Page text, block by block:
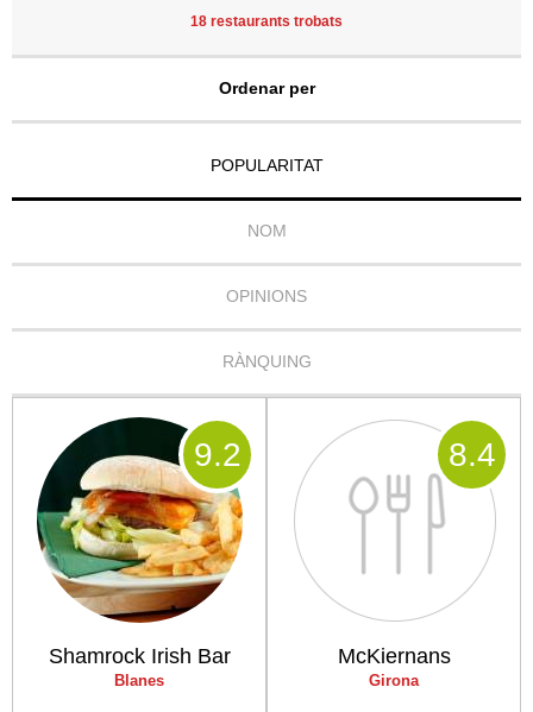
18 restaurants trobats
Ordenar per
POPULARITAT
NOM
OPINIONS
RÀNQUING
Shamrock Irish Bar
Blanes
9.2
McKiernans
Girona
8.4